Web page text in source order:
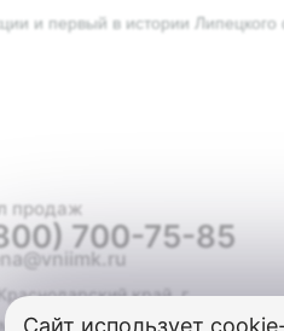
и первый в истории
продаж
700-75-85
край, г.
Филатова, дом 17
Сайт использует